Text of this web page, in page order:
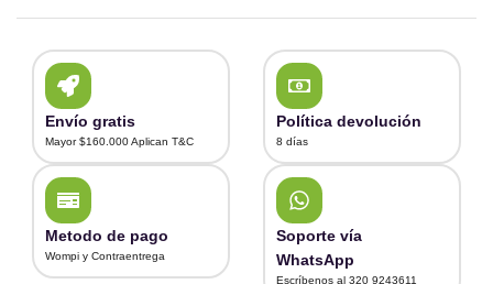
Envío gratis
Mayor $160.000 Aplican T&C
Política devolución
8 días
Metodo de pago
Wompi y Contraentrega
Soporte vía
WhatsApp
Escríbenos al 320 9243611